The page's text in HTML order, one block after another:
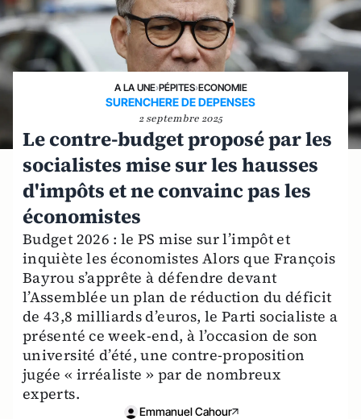
A LA UNE›PÉPITES›ECONOMIE
SURENCHERE DE DEPENSES
2 septembre 2025
Le contre-budget proposé par les
socialistes mise sur les hausses
d'impôts et ne convainc pas les
économistes
Budget 2026 : le PS mise sur l’impôt et
inquiète les économistes Alors que François
Bayrou s’apprête à défendre devant
l’Assemblée un plan de réduction du déficit
de 43,8 milliards d’euros, le Parti socialiste a
présenté ce week-end, à l’occasion de son
université d’été, une contre-proposition
jugée « irréaliste » par de nombreux
experts.
Emmanuel Cahour